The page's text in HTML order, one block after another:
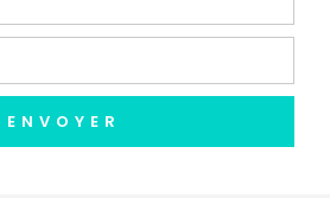
ENVOYER